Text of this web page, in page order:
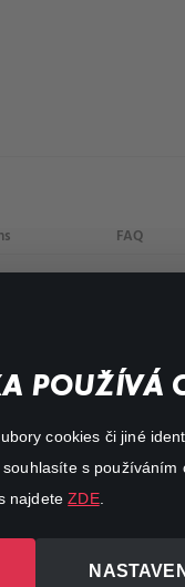
POUŽÍVÁ
cookies či jiné
s
najdeteZDE.
NASTAVENÍ
FAQ